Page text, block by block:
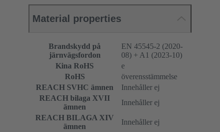
Material properties
Brandskydd på
järnvägsfordon
EN 45545-2 (2020-
08) + A1 (2023-10)
Kina RoHS
e
RoHS
överensstämmelse
REACH SVHC ämnen
Innehåller ej
REACH bilaga XVII
ämnen
Innehåller ej
REACH BILAGA XIV
ämnen
Innehåller ej